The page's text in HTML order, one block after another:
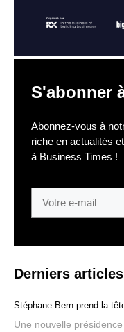
S'abonner
Abonnez-vous à
riche en actualités
à Business Times !
Derniers
Stéphane Bern prend la
Une nouvelle